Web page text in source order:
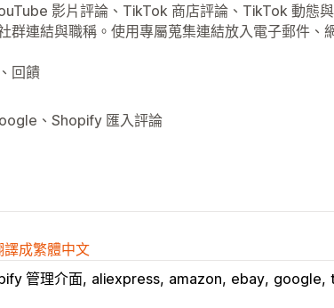
影片評論、TikTok 商店評論、TikTok 動態
群連結與職稱。使用專屬蒐集連結放入電子郵件、
回饋
、Shopify 匯入評論
成繁體中文
管理介面 aliexpress amazon ebay google